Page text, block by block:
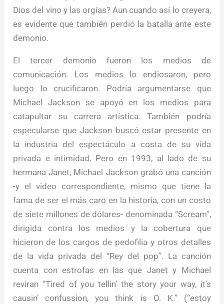
Dios del vino y las orgías? Aun cuando así lo creyera,
es evidente que también perdió la batalla ante este
demonio.
El tercer demonio fueron los medios de
comunicación. Los medios lo endiosaron, pero
luego lo crucificaron. Podría argumentarse que
Michael Jackson se apoyó en los medios para
catapultar su carrera artística. También podría
especularse que Jackson buscó estar presente en
la industria del espectáculo a costa de su vida
privada e intimidad. Pero en 1993, al lado de su
hermana Janet, Michael Jackson grabó una canción
-y el video correspondiente, mismo que tiene la
fama de ser el más caro en la historia, con un costo
de siete millones de dólares- denominada “Scream”,
dirigida contra los medios y la cobertura que
hicieron de los cargos de pedofilia y otros detalles
de la vida privada del “Rey del pop”. La canción
cuenta con estrofas en las que Janet y Michael
reviran “Tired of you tellin’ the story your way, it’s
causin’ confussion, you think is O. K.” (“estoy